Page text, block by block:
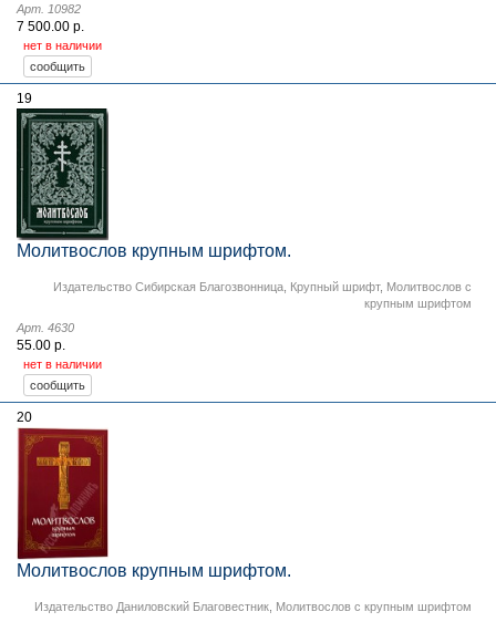
Арт. 10982
7 500.00 р.
нет в наличии
19
Молитвослов крупным шрифтом.
Издательство Сибирская Благозвонница Крупный шрифт, Молитвослов с
крупным шрифтом
Арт. 4630
55.00 р.
нет в наличии
20
Молитвослов крупным шрифтом.
Издательство Даниловский Благовестник Молитвослов с крупным шрифтом